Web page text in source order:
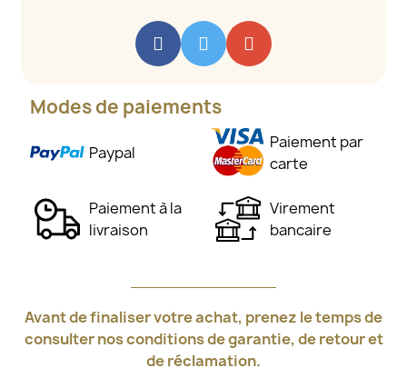
Modes de paiements
Paypal
Paiement par
carte
Paiement à la
livraison
Virement
bancaire
Avant de finaliser votre achat, prenez le temps de
consulter nos conditions de garantie, de retour et
de réclamation.